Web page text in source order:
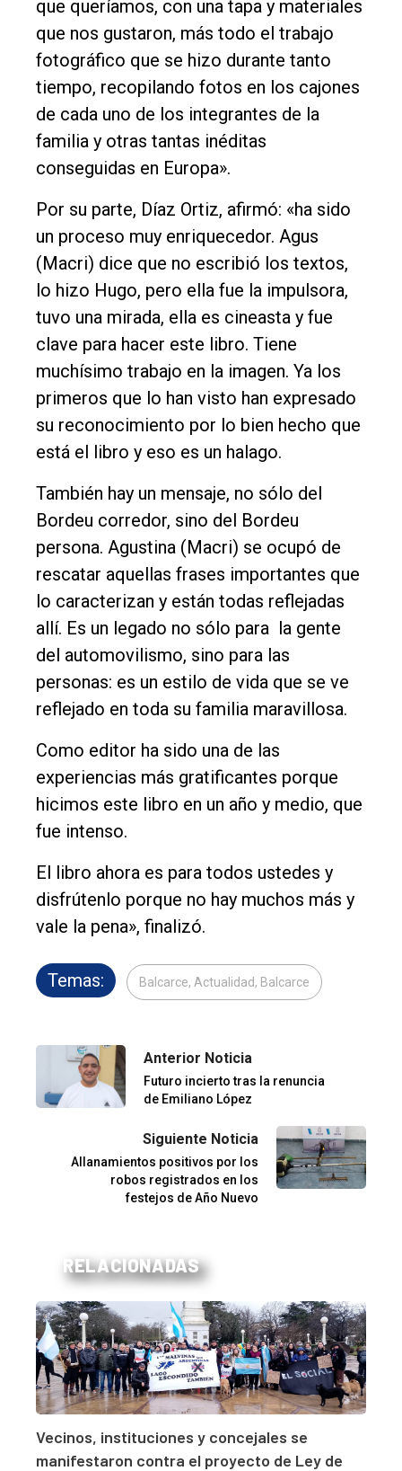
que queríamos, con una tapa y materiales
que nos gustaron, más todo el trabajo
fotográfico que se hizo durante tanto
tiempo, recopilando fotos en los cajones
de cada uno de los integrantes de la
familia y otras tantas inéditas
conseguidas en Europa».
Por su parte, Díaz Ortiz, afirmó: «ha sido
un proceso muy enriquecedor. Agus
(Macri) dice que no escribió los textos,
lo hizo Hugo, pero ella fue la impulsora,
tuvo una mirada, ella es cineasta y fue
clave para hacer este libro. Tiene
muchísimo trabajo en la imagen. Ya los
primeros que lo han visto han expresado
su reconocimiento por lo bien hecho que
está el libro y eso es un halago.
También hay un mensaje, no sólo del
Bordeu corredor, sino del Bordeu
persona. Agustina (Macri) se ocupó de
rescatar aquellas frases importantes que
lo caracterizan y están todas reflejadas
allí. Es un legado no sólo para la gente
del automovilismo, sino para las
personas: es un estilo de vida que se ve
reflejado en toda su familia maravillosa.
Como editor ha sido una de las
experiencias más gratificantes porque
hicimos este libro en un año y medio, que
fue intenso.
El libro ahora es para todos ustedes y
disfrútenlo porque no hay muchos más y
vale la pena», finalizó.
Temas: Balcarce, Actualidad, Balcarce
Anterior Noticia
Futuro incierto tras la renuncia
de Emiliano López
Siguiente Noticia
Allanamientos positivos por los
robos registrados en los
festejos de Año Nuevo
RELACIONADAS
Vecinos, instituciones y concejales se
manifestaron contra el proyecto de Ley de